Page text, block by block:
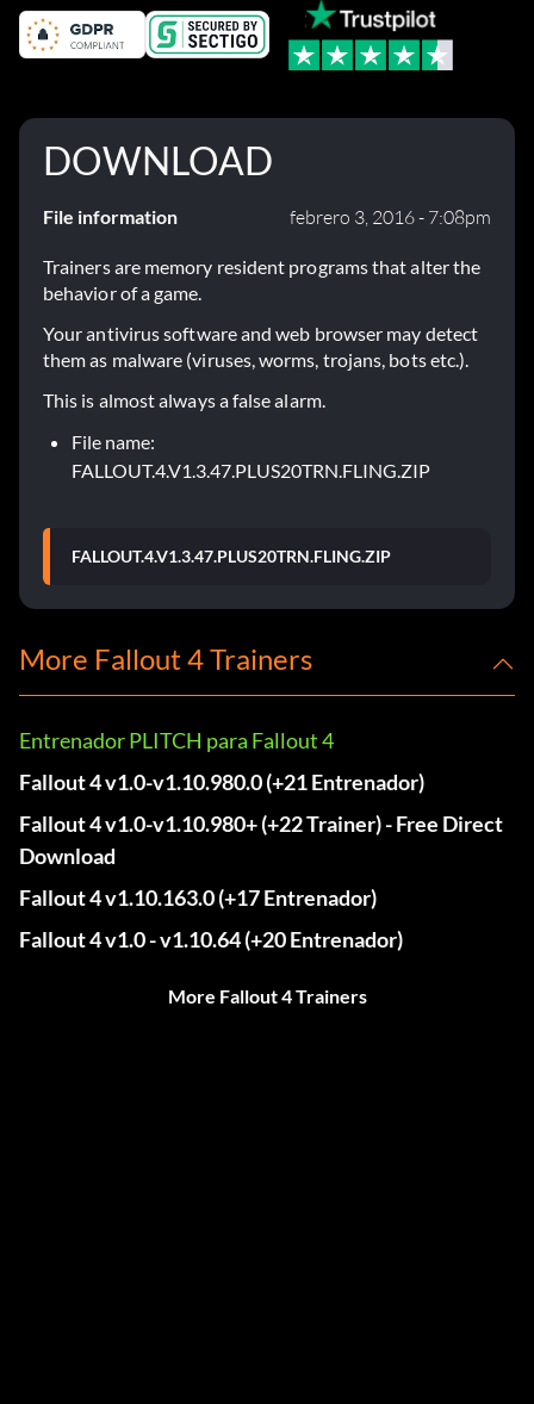
DOWNLOAD
File information febrero 3, 2016 - 7:08pm
Trainers are memory resident programs that alter the
behavior of a game.
Your antivirus software and web browser may detect
them as malware (viruses, worms, trojans, bots etc.).
This is almost always a false alarm.
File name:
FALLOUT.4.V1.3.47.PLUS20TRN.FLING.ZIP
FALLOUT.4.V1.3.47.PLUS20TRN.FLING.ZIP
More Fallout 4 Trainers
Entrenador PLITCH para Fallout 4
Fallout 4 v1.0-v1.10.980.0 (+21 Entrenador)
Fallout 4 v1.0-v1.10.980+ (+22 Trainer) - Free Direct
Download
Fallout 4 v1.10.163.0 (+17 Entrenador)
Fallout 4 v1.0 - v1.10.64 (+20 Entrenador)
More Fallout 4 Trainers